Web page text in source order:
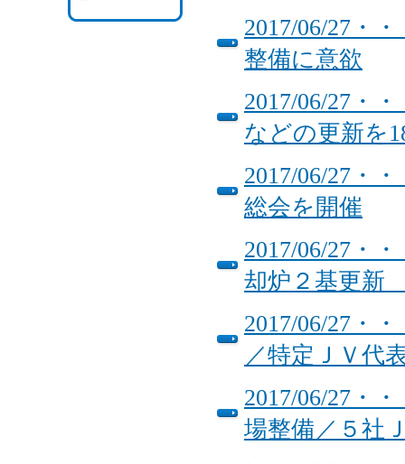
2017/06/27・
整備に意欲
2017/06/27・
などの更新を
2017/06/27・
総会を開催
2017/06/27・
却炉２基更新
2017/06/27・
／特定ＪＶ代
2017/06/27・
場整備／５社